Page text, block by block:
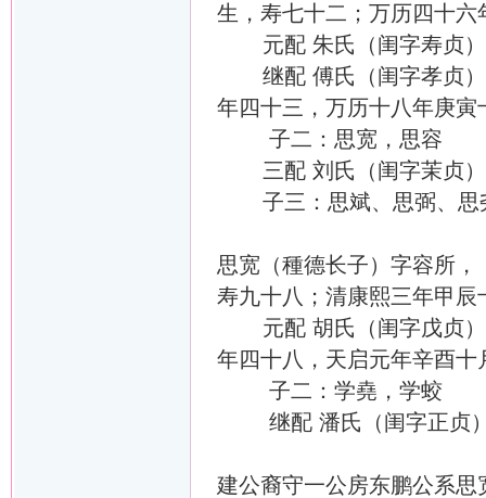
生，寿七十二；万历四十
元配 朱氏（闺字寿贞）
继配 傅氏（闺字孝贞）
年四十三，万历十八年庚寅
子二：思宽，思容
三配 刘氏（闺字茉贞）
子三：思斌、思弼、思
思宽（種德长子）字容所
寿九十八；清康熙三年甲
元配 胡氏（闺字戊贞）
年四十八，天启元年辛酉十
子二：学堯，学蛟
继配 潘氏（闺字正贞
建公裔守一公房东鹏公系